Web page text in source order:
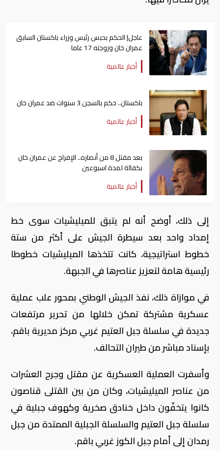
عاجل| الحكم بحبس رئيس وزراء باكستان السابق
عمران خان وزوجته 17 عاما
أخبار عالمية
باكستان.. حكم بالسجن 3 سنوات ضد عمران خان
أخبار عالمية
بعد مقتل 8 من أنصاره.. الإفراج عن عمران خان
بكفالة لمدة اسبوعين
أخبار عالمية
إلى ذلك، أوضح أنه لم يتبق للميليشيات سوى خط
إمداد واحد بعد سيطرة الجيش على أكثر من ستة
خطوط استراتيجية، كانت تتخذها الميليشيات خطوطا
رئيسية هامة لتعزيز عناصرها في الجبهة.
في موازاة ذلك، نفذ الجيش الوطني بمحور علب عملية
عسكرية مشتركة تمكن خلالها من تحرير مرتفعات
جديدة في سلسلة جبل العتيم غربي مركز مديرية باقم،
بإسناد مباشر من طيران التحالف.
وأسفرت العملية العسكرية عن مقتل وجرح العشرات
من عناصر الميليشيات، وكان من بين القتلى قناصون
كانوا يتخفّون داخل خنادق صخرية وكهوف جبلية في
سلسلة جبل العتيم والسلسلة الجبلية الممتدة من جبل
رمدان إلى أمام جبل الكوز غربي باقم.